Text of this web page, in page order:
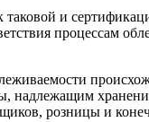
и
процессам
надлежащим
розницы и